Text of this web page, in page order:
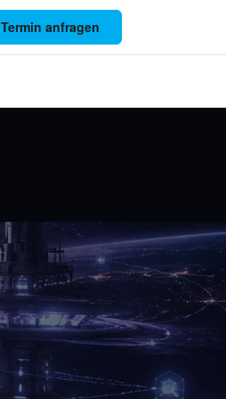
Termin anfragen